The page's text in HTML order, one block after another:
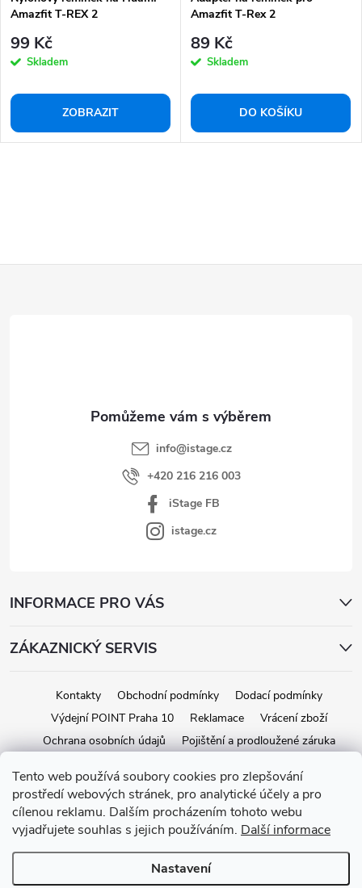
Tento web používá soubory cookies pro zlepšování
prostředí webových stránek, pro analytické účely a pro
cílenou reklamu. Dalším procházením tohoto webu
vyjadřujete souhlas s jejich používáním. Další informace
Nastavení
Amazfit T-REX 2
99 Kč
Skladem
ZOBRAZIT
Amazfit T-Rex 2
89 Kč
Skladem
DO KOŠÍKU
info@istage.cz
+420 216 216 003
iStage FB
istage.cz
INFORMACE PRO VÁS
ZÁKAZNICKÝ SERVIS
Kontakty Obchodní podmínky
Dodací podmínky
Výdejní POINT Praha 10
Reklamace
Vrácení zboží
Ochrana osobních údajů
Pojištění a prodloužené záruka
Vytvořil Shoptet
Copyright 2026iStage.cz. Všechna práva vyhrazena.Upravit nastavení
cookies